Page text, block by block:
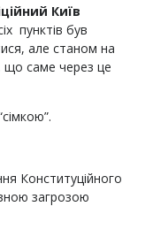
Київ
пунктів був
але станом на
що саме через це
Конституційного
загрозою